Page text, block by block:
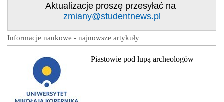
Aktualizacje proszę przesyłać na
zmiany@studentnews.pl
Informacje naukowe - najnowsze artykuły
Piastowie pod lupą archeologów